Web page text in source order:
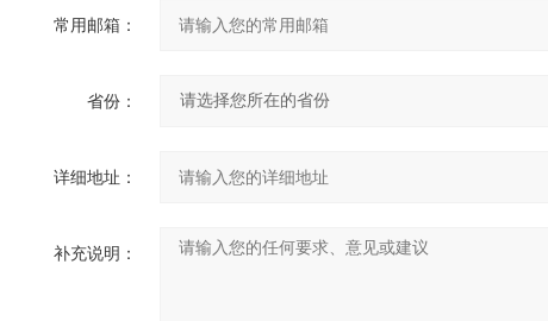
常用邮箱：
省份：
详细地址：
补充说明：